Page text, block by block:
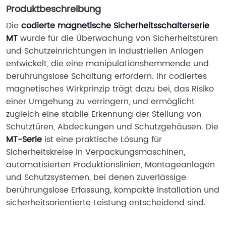
Produktbeschreibung
Die codierte magnetische Sicherheitsschalterserie
MT wurde für die Überwachung von Sicherheitstüren
und Schutzeinrichtungen in industriellen Anlagen
entwickelt, die eine manipulationshemmende und
berührungslose Schaltung erfordern. Ihr codiertes
magnetisches Wirkprinzip trägt dazu bei, das Risiko
einer Umgehung zu verringern, und ermöglicht
zugleich eine stabile Erkennung der Stellung von
MT-Serie ist eine praktische Lösung für
Sicherheitskreise in Verpackungsmaschinen,
automatisierten Produktionslinien, Montageanlagen
und Schutzsystemen, bei denen zuverlässige
berührungslose Erfassung, kompakte Installation und
sicherheitsorientierte Leistung entscheidend sind.